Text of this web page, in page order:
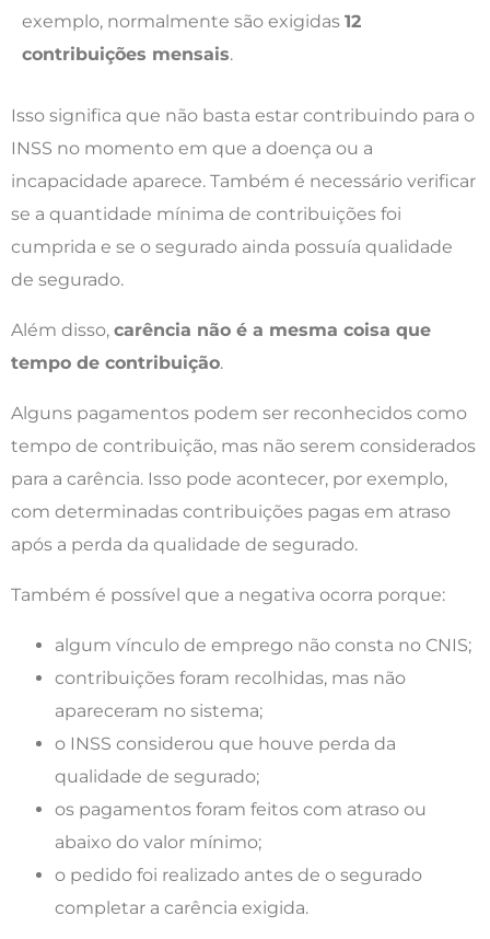
exemplo, normalmente são exigidas 12
contribuições mensais.
Isso significa que não basta estar contribuindo para o
INSS no momento em que a doença ou a
incapacidade aparece. Também é necessário verificar
se a quantidade mínima de contribuições foi
cumprida e se o segurado ainda possuía qualidade
de segurado.
Além disso, carência não é a mesma coisa que
tempo de contribuição.
Alguns pagamentos podem ser reconhecidos como
tempo de contribuição, mas não serem considerados
para a carência. Isso pode acontecer, por exemplo,
com determinadas contribuições pagas em atraso
após a perda da qualidade de segurado.
Também é possível que a negativa ocorra porque:
algum vínculo de emprego não consta no CNIS;
contribuições foram recolhidas, mas não
apareceram no sistema;
o INSS considerou que houve perda da
qualidade de segurado;
os pagamentos foram feitos com atraso ou
abaixo do valor mínimo;
o pedido foi realizado antes de o segurado
completar a carência exigida.